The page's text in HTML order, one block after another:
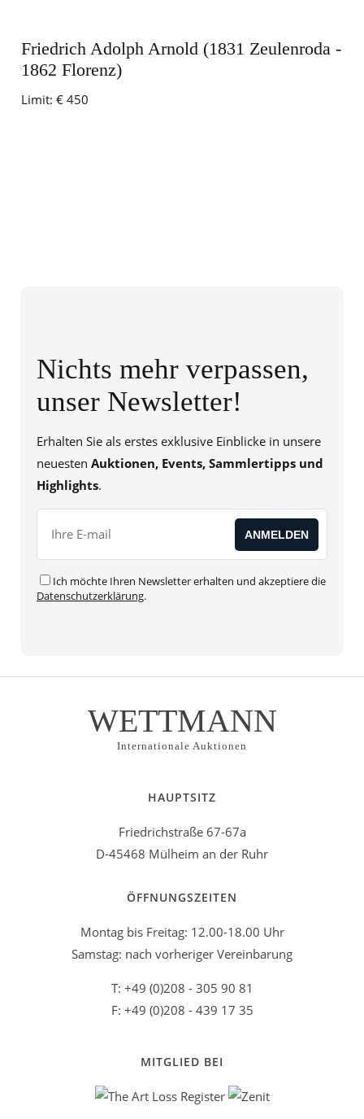
Friedrich Adolph Arnold (1831 Zeulenroda -
1862 Florenz)
Limit: € 450
Nichts mehr verpassen,
unser Newsletter!
Erhalten Sie als erstes exklusive Einblicke in unsere
neuesten Auktionen, Events, Sammlertipps und
Highlights.
Ich möchte Ihren Newsletter erhalten und akzeptiere die
Datenschutzerklärung.
WETTMANN
Internationale Auktionen
HAUPTSITZ
Friedrichstraße 67-67a
D-45468 Mülheim an der Ruhr
ÖFFNUNGSZEITEN
Montag bis Freitag: 12.00-18.00 Uhr
Samstag: nach vorheriger Vereinbarung
T: +49 (0)208 - 305 90 81
F: +49 (0)208 - 439 17 35
MITGLIED BEI